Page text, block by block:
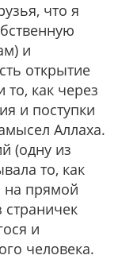
что я
и
открытие
как через
и поступки
Аллаха.
(одну из
то, как
на прямой
и
человека.